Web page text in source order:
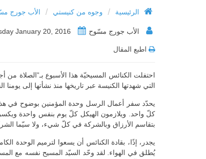
الرئيسية / وجوه من كنيستي / الأب جورج
الأب جورج مسّوح
اطبع المقال
احتفلت الكنائس المسيحيّة هذا الأسبوع بـ”الصلاة من
التي شهدتها الكنيسة عبر تاريخها منذ نشأتها إلى يومنا
يحدّد سفر أعمال الرسل وحدة المؤمنين بوضوح في
بتقاسم الأرزاق وبالشركة في كلّ شيء، ولا سيّما
يجدر، إذًا، بقادة الكنائس أن يسعوا لترميم الوحدة
يُطلق في الهواء. لقد وحّد السيّد المسيح نفسه مع